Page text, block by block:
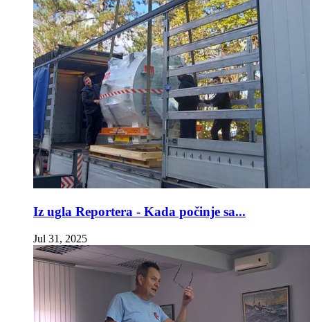
Iz ugla Reportera - Kada počinje sa...
Jul 31, 2025